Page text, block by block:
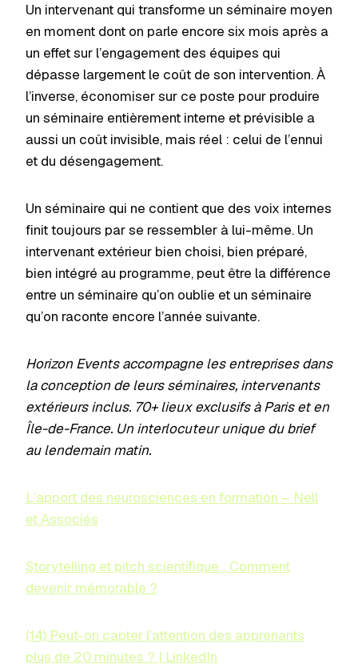
Un intervenant qui transforme un séminaire moyen
en moment dont on parle encore six mois après a
un effet sur l’engagement des équipes qui
dépasse largement le coût de son intervention. À
l’inverse, économiser sur ce poste pour produire
un séminaire entièrement interne et prévisible a
aussi un coût invisible, mais réel : celui de l’ennui
et du désengagement.
Un séminaire qui ne contient que des voix internes
finit toujours par se ressembler à lui-même. Un
intervenant extérieur bien choisi, bien préparé,
bien intégré au programme, peut être la différence
entre un séminaire qu’on oublie et un séminaire
qu’on raconte encore l’année suivante.
Horizon Events accompagne les entreprises dans
la conception de leurs séminaires, intervenants
extérieurs inclus. 70+ lieux exclusifs à Paris et en
Île-de-France. Un interlocuteur unique du brief
au lendemain matin.
L’apport des neurosciences en formation – Nell
et Associés
Storytelling et pitch scientifique : Comment
devenir mémorable ?
(14) Peut-on capter l’attention des apprenants
plus de 20 minutes ? | LinkedIn